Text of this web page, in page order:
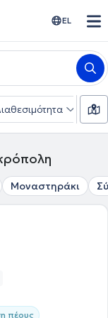
EL
Μοναστηράκι
πέους